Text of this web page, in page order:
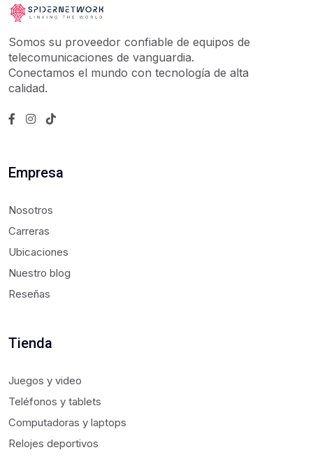
Somos su proveedor confiable de equipos de
telecomunicaciones de vanguardia.
Conectamos el mundo con tecnología de alta
calidad.
Empresa
Nosotros
Carreras
Ubicaciones
Nuestro blog
Reseñas
Tienda
Juegos y video
Teléfonos y tablets
Computadoras y laptops
Relojes deportivos